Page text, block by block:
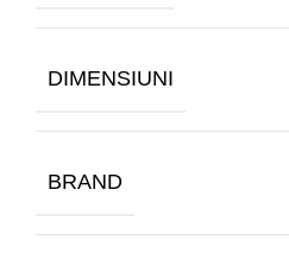
DIMENSIUNI
BRAND